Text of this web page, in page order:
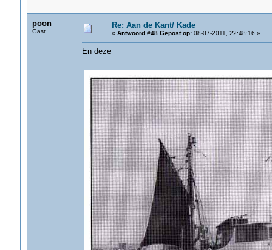
poon
Gast
Re: Aan de Kant/ Kade
« Antwoord #48 Gepost op:08-07-2011, 22:48:16 »
En deze